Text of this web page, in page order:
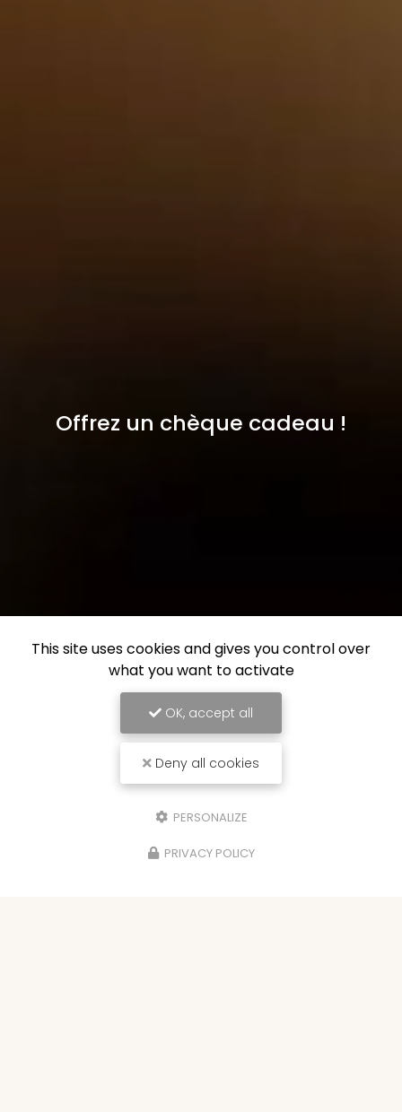
Offrez un chèque cadeau !
This site uses cookies and gives you control over
what you want to activate
OK, accept all
Deny all cookies
PERSONALIZE
PRIVACY POLICY